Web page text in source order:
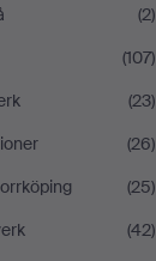
(2)
(107)
(23)
(26)
(25)
(42)